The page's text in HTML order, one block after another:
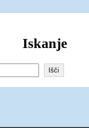
Iskanje
Išči